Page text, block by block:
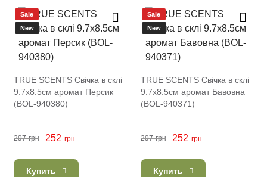
Sale
New
TRUE SCENTS Свічка в склі
9.7х8.5см аромат Персик
(BOL-940380)
297 грн 252 грн
Купить
Sale
New
TRUE SCENTS Свічка в склі
9.7х8.5см аромат Бавовна
(BOL-940371)
297 грн 252 грн
Купить